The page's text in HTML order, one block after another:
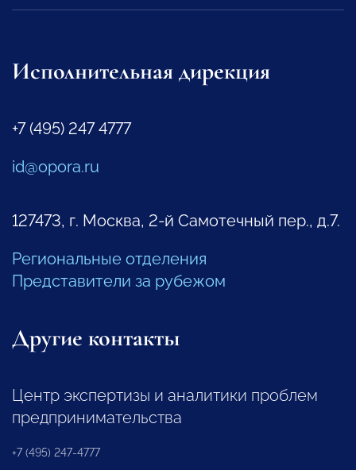
Исполнительная дирекция
+7 (495) 247 4777
id@opora.ru
127473, г. Москва, 2-й Самотечный пер., д.7.
Региональные отделения
Представители за рубежом
Другие контакты
Центр экспертизы и аналитики проблем
предпринимательства
+7 (495) 247-4777